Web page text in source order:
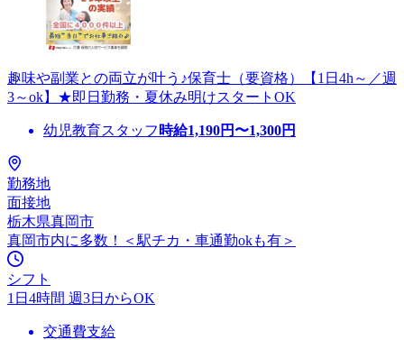
趣味や副業との両立が叶う♪保育士（要資格）【1日4h～／週
3～ok】★即日勤務・夏休み明けスタートOK
幼児教育スタッフ 時給1,190円〜1,300円
勤務地
面接地
栃木県真岡市
真岡市内に多数！＜駅チカ・車通勤okも有＞
シフト
1日4時間 週3日からOK
交通費支給